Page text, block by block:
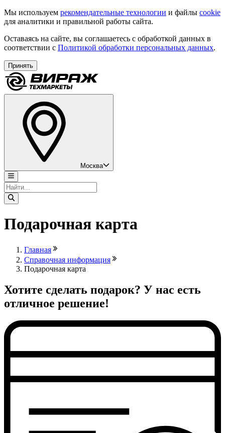
Мы используем рекомендательные технологии и файлы cookie
для аналитики и правильной работы сайта.
Оставаясь на сайте, вы соглашаетесь с обработкой данных в
соответствии с Политикой обработки персональных данных.
Принять
Москва
Подарочная карта
Главная
Справочная информация
Подарочная карта
Хотите сделать подарок? У нас есть
отличное решение!